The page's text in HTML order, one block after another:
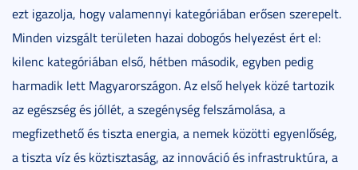
ezt igazolja, hogy valamennyi kategóriában erősen szerepelt.
Minden vizsgált területen hazai dobogós helyezést ért el:
kilenc kategóriában első, hétben második, egyben pedig
harmadik lett Magyarországon. Az első helyek közé tartozik
az egészség és jóllét, a szegénység felszámolása, a
megfizethető és tiszta energia, a nemek közötti egyenlőség,
a tiszta víz és köztisztaság, az innováció és infrastruktúra, a